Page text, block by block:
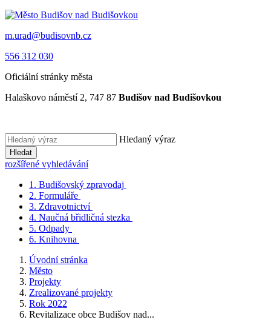
m.urad@budisovnb.cz
556 312 030
Oficiální stránky města
Halaškovo náměstí 2, 747 87 Budišov nad Budišovkou
Hledaný výraz
Hledat
rozšířené vyhledávání
1. Budišovský zpravodaj
2. Formuláře
3. Zdravotnictví
4. Naučná břidličná stezka
5. Odpady
6. Knihovna
Úvodní stránka
Město
Projekty
Zrealizované projekty
Rok 2022
Revitalizace obce Budišov nad...